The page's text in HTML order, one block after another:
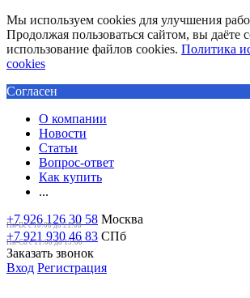
Мы используем cookies для улучшения
Продолжая пользоваться сайтом, вы даёте
использование файлов cookies. Политика
cookies
Согласен
О компании
Новости
Статьи
Вопрос-ответ
Как купить
...
+7 926 126 30 58 Москва
Пн-Вс с 10:00 до 21:00
+7 921 930 46 83 СПб
Пн-Сб c 11:00 до 19:00
Заказать звонок
Вход Регистрация